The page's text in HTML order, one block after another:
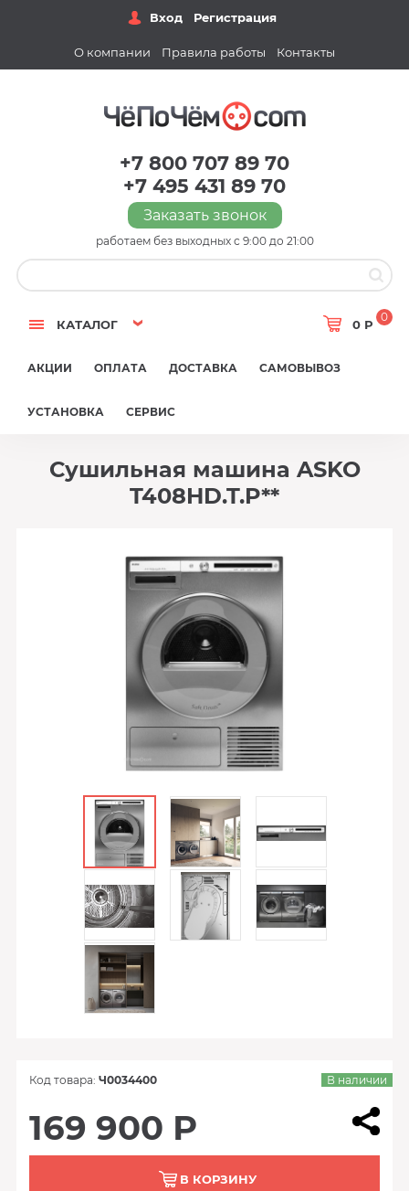
Вход Регистрация
О компании Правила работы Контакты
+7 800 707 89 70
+7 495 431 89 70
Заказать звонок
работаем без выходных с 9:00 до 21:00
КАТАЛОГ 0 Р
0
АКЦИИ ОПЛАТА ДОСТАВКА САМОВЫВОЗ
УСТАНОВКА СЕРВИС
Сушильная машина ASKO
T408HD.T.P**
Код товара: Ч0034400 В наличии
169 900 Р
В КОРЗИНУ